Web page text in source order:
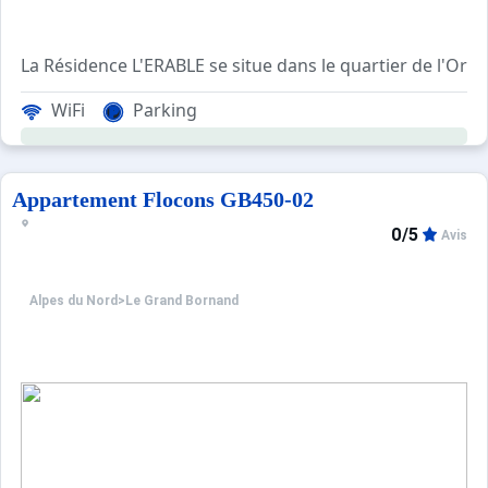
La Résidence L'ERABLE se situe dans le quartier de
WiFi Parking
Appartement Flocons GB450-02
Alpes du Nord > Le Grand Bornand
0/5 Avis